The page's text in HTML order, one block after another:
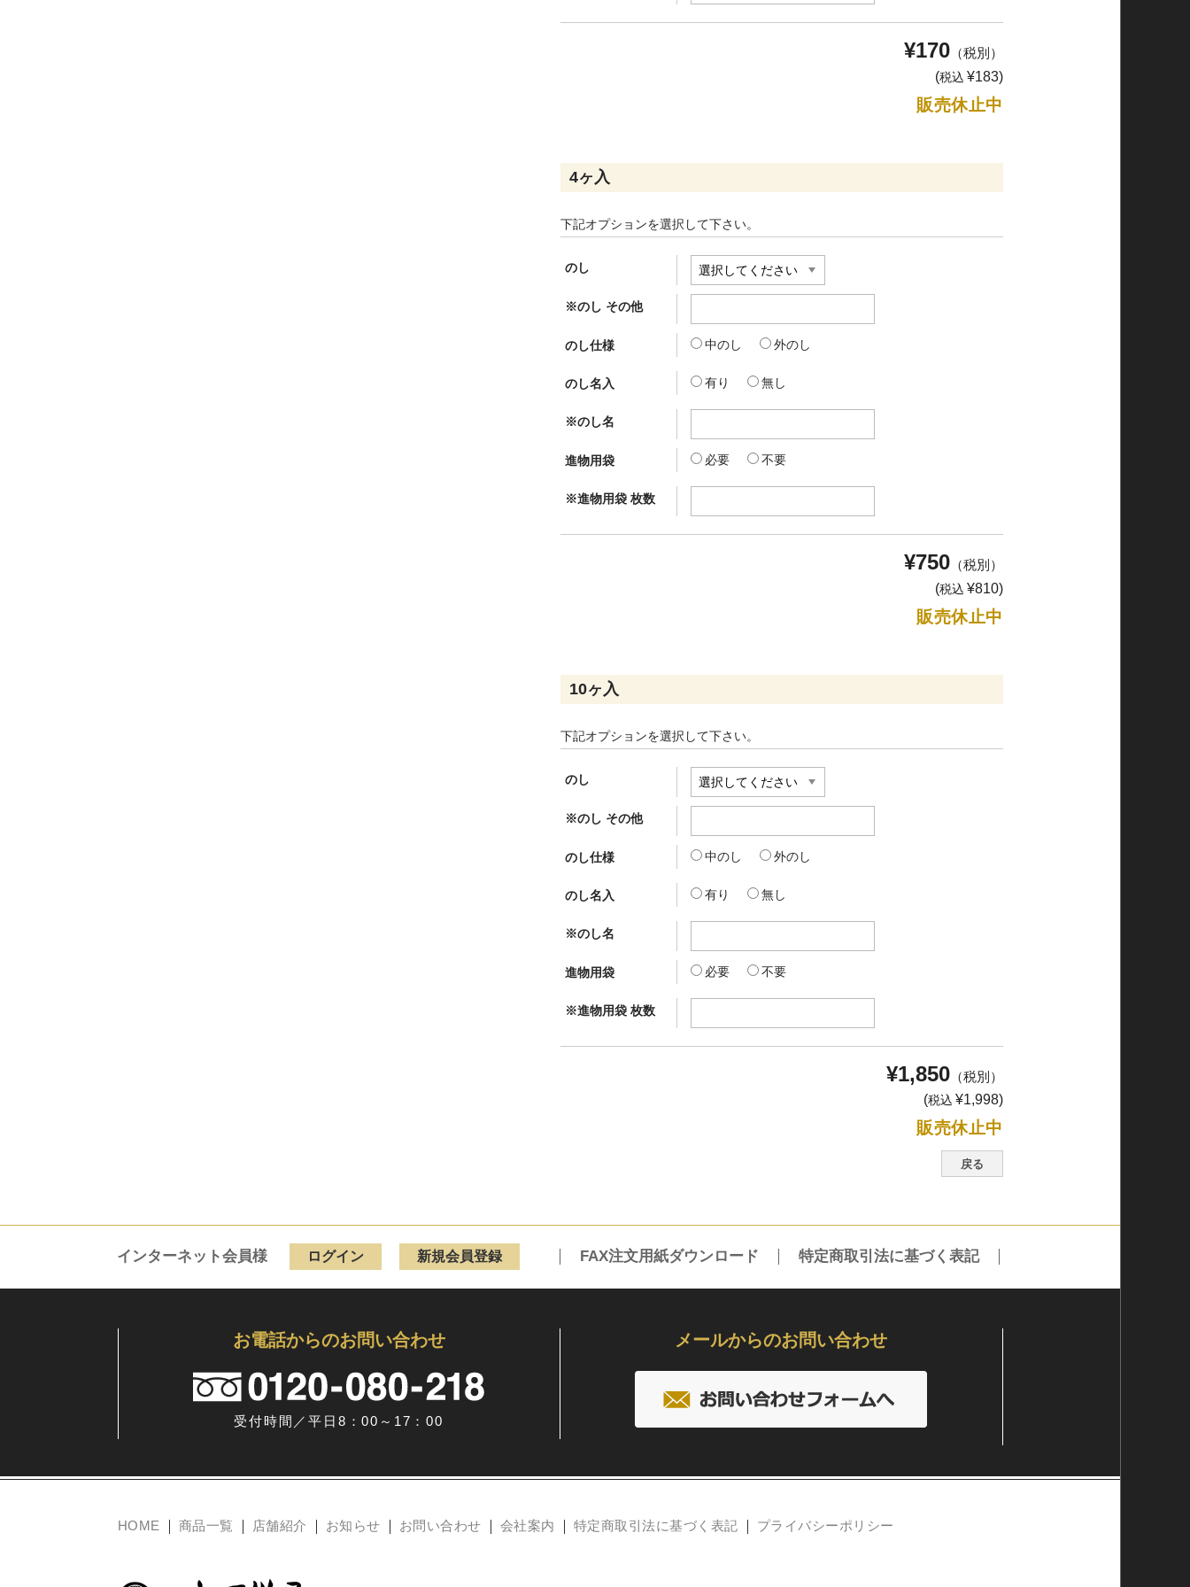
¥170（税別）
(税込 ¥183)
販売休止中
4ヶ入
下記オプションを選択して下さい。
のし
※のし その他
のし仕様 中のし 外のし
のし名入 有り 無し
※のし名
進物用袋 必要 不要
※進物用袋 枚数
¥750（税別）
(税込 ¥810)
販売休止中
10ヶ入
下記オプションを選択して下さい。
のし
※のし その他
のし仕様 中のし 外のし
のし名入 有り 無し
※のし名
進物用袋 必要 不要
※進物用袋 枚数
¥1,850（税別）
(税込 ¥1,998)
販売休止中
戻る
インターネット会員様 ログイン 新規会員登録 FAX注文用紙ダウンロード 特定商取引法に基づく表記
お電話からのお問い合わせ
受付時間／平日8：00～17：00
メールからのお問い合わせ
HOME 商品一覧 店舗紹介 お知らせ お問い合わせ 会社案内 特定商取引法に基づく表記 プライバシーポリシー